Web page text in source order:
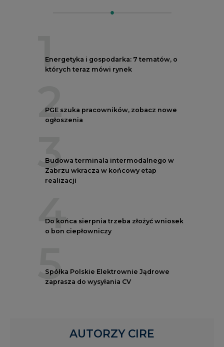
1
Energetyka i gospodarka: 7 tematów, o
których teraz mówi rynek
2
PGE szuka pracowników, zobacz nowe
ogłoszenia
3
Budowa terminala intermodalnego w
Zabrzu wkracza w końcowy etap
realizacji
4
Do końca sierpnia trzeba złożyć wniosek
o bon ciepłowniczy
5
Spółka Polskie Elektrownie Jądrowe
zaprasza do wysyłania CV
AUTORZY CIRE